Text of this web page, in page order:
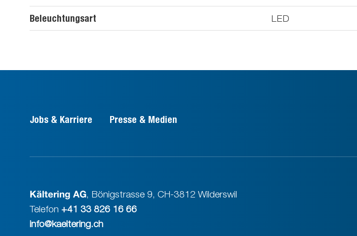
Beleuchtungsart LED
Jobs & Karriere Presse & Medien
Kältering AG, Bönigstrasse 9, CH-3812 Wilderswil
Telefon +41 33 826 16 66
info@kaeltering.ch